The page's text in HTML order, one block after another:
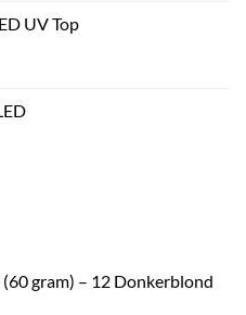
UV Top
gram) – 12 Donkerblond